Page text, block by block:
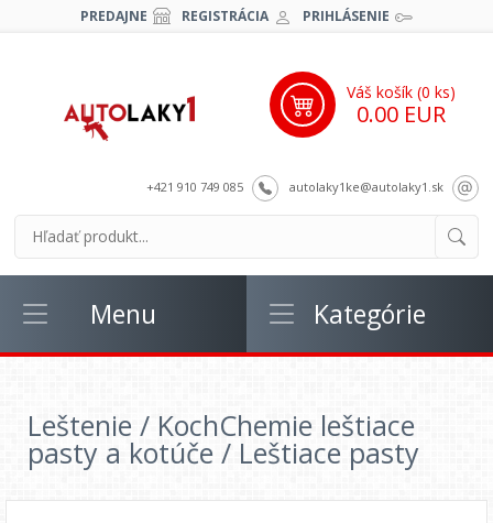
PREDAJNE REGISTRÁCIA PRIHLÁSENIE
+421 910 749 085 autolaky1ke@autolaky1.sk
Váš košík (0 ks)
0.00 EUR
Menu Kategórie
Leštenie / KochChemie leštiace
pasty a kotúče / Leštiace pasty